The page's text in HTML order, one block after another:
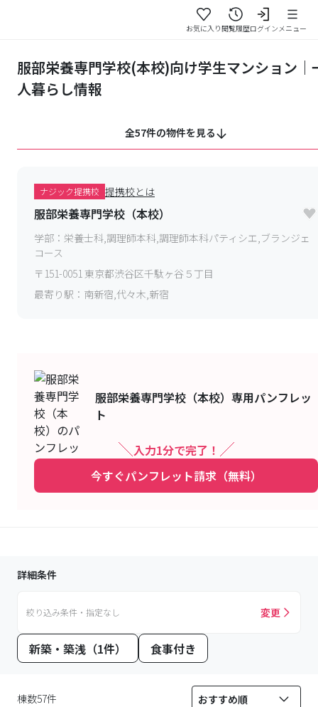
お気に入り閲覧履歴ログインメニュー
服部栄養専門学校(本校)向け学生マンション｜
人暮らし情報
全57件の物件を見る
ナジック提携校 提携校とは
服部栄養専門学校（本校）
学部： 栄養士科,調理師本科,調理師本科パティシエ,ブランジェ
コース
〒 151-0051東京都渋谷区千駄ヶ谷５丁目
最寄り駅： 南新宿,代々木,新宿
服部栄養専門学校（本校） 専用パンフレッ
ト
入力1分で完了！
今すぐパンフレット請求（無料）
詳細条件
絞り込み条件・指定なし 変更
新築・築浅（1件） 食事付き
棟数57件